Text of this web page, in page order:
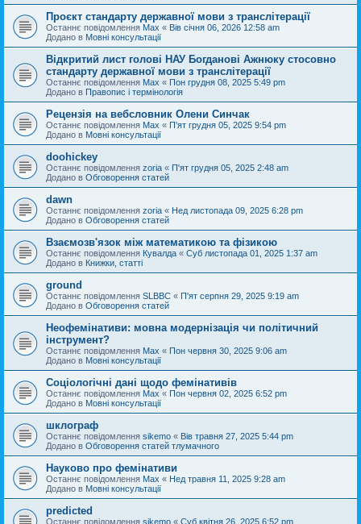
Проєкт стандарту державної мови з транслітерації
Останнє повідомлення Max « Вів січня 06, 2026 12:58 am
Додано в Мовні консультації
Відкритий лист голові НАУ Богданові Ажнюку стосовно
стандарту державної мови з транслітерації
Останнє повідомлення Max « Пон грудня 08, 2025 5:49 pm
Додано в Правопис і термінологія
Рецензія на вебсловник Олени Синчак
Останнє повідомлення Max « П'ят грудня 05, 2025 9:54 pm
Додано в Мовні консультації
doohickey
Останнє повідомлення zoria « П'ят грудня 05, 2025 2:48 am
Додано в Обговорення статей
dawn
Останнє повідомлення zoria « Нед листопада 09, 2025 6:28 pm
Додано в Обговорення статей
Взаємозв'язок між математикою та фізикою
Останнє повідомлення Кувалда « Суб листопада 01, 2025 1:37 am
Додано в Книжки, статті
ground
Останнє повідомлення SLBBC « П'ят серпня 29, 2025 9:19 am
Додано в Обговорення статей
Неофемінативи: мовна модернізація чи політичний
інструмент?
Останнє повідомлення Max « Пон червня 30, 2025 9:06 am
Додано в Мовні консультації
Соціологічні дані щодо фемінативів
Останнє повідомлення Max « Пон червня 02, 2025 6:52 pm
Додано в Мовні консультації
шклограф
Останнє повідомлення sikemo « Вів травня 27, 2025 5:44 pm
Додано в Обговорення статей тлумачного
Науково про фемінативи
Останнє повідомлення Max « Нед травня 11, 2025 9:28 am
Додано в Мовні консультації
predicted
Останнє повідомлення sikemo « Суб квітня 26, 2025 6:52 pm